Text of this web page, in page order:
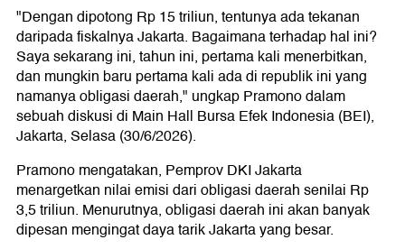
"Dengan dipotong Rp 15 triliun, tentunya ada tekanan
daripada fiskalnya Jakarta. Bagaimana terhadap hal ini?
Saya sekarang ini, tahun ini, pertama kali menerbitkan,
dan mungkin baru pertama kali ada di republik ini yang
namanya obligasi daerah," ungkap Pramono dalam
sebuah diskusi di Main Hall Bursa Efek Indonesia (BEI),
Jakarta, Selasa (30/6/2026).
Pramono mengatakan, Pemprov DKI Jakarta
menargetkan nilai emisi dari obligasi daerah senilai Rp
3,5 triliun. Menurutnya, obligasi daerah ini akan banyak
dipesan mengingat daya tarik Jakarta yang besar.